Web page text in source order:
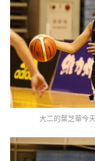
大二的葉芝華今